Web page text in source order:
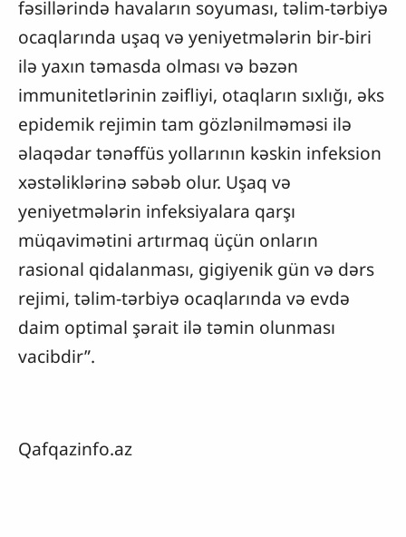
fəsillərində havaların soyuması, təlim-tərbiyə
ocaqlarında uşaq və yeniyetmələrin bir-biri
ilə yaxın təmasda olması və bəzən
immunitetlərinin zəifliyi, otaqların sıxlığı, əks
epidemik rejimin tam gözlənilməməsi ilə
əlaqədar tənəffüs yollarının kəskin infeksion
xəstəliklərinə səbəb olur. Uşaq və
yeniyetmələrin infeksiyalara qarşı
müqavimətini artırmaq üçün onların
rasional qidalanması, gigiyenik gün və dərs
rejimi, təlim-tərbiyə ocaqlarında və evdə
daim optimal şərait ilə təmin olunması
vacibdir”.
Qafqazinfo.az